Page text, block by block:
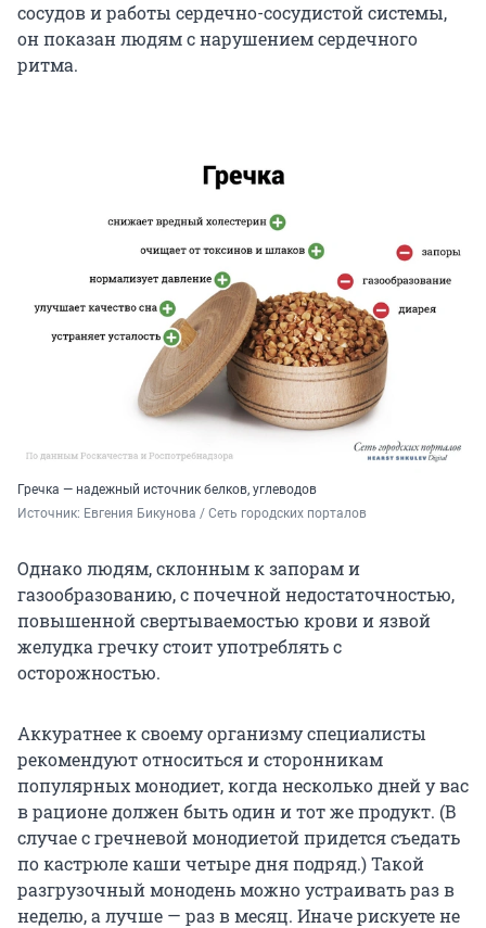
сосудов и работы сердечно-сосудистой системы,
он показан людям с нарушением сердечного
ритма.
Гречка — надежный источник белков, углеводов
Источник: Евгения Бикунова / Сеть городских порталов
Однако людям, склонным к запорам и
газообразованию, с почечной недостаточностью,
повышенной свертываемостью крови и язвой
желудка гречку стоит употреблять с
осторожностью.
Аккуратнее к своему организму специалисты
рекомендуют относиться и сторонникам
популярных монодиет, когда несколько дней у вас
в рационе должен быть один и тот же продукт. (В
случае с гречневой монодиетой придется съедать
по кастрюле каши четыре дня подряд.) Такой
разгрузочный монодень можно устраивать раз в
неделю, а лучше — раз в месяц. Иначе рискуете не